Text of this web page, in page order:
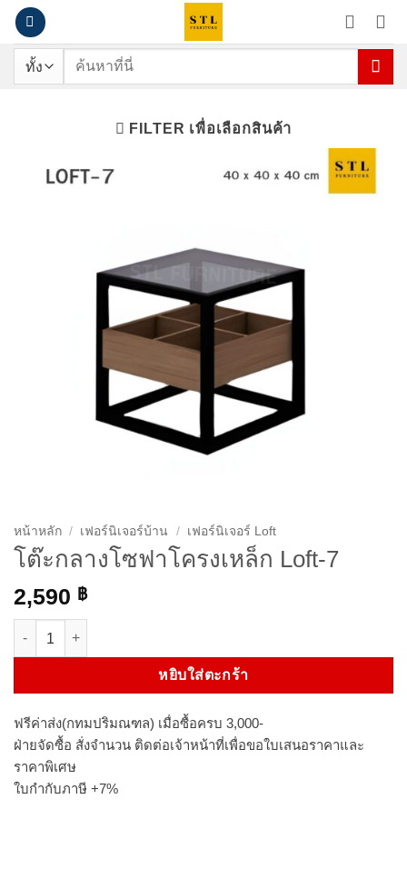
ข้าม
เนื้อหา
ค้นหา:
FILTER เพื่อเลือกสินค้า
หน้าหลัก / เฟอร์นิเจอร์บ้าน / เฟอร์นิเจอร์ Loft
โต๊ะกลางโซฟาโครงเหล็ก Loft-7
2,590 ฿
หยิบใส่ตะกร้า
ฟรีค่าส่ง(กทมปริมณฑล) เมื่อซื้อครบ 3,000-
ฝ่ายจัดซื้อ สั่งจำนวน ติดต่อเจ้าหน้าที่เพื่อขอใบเสนอราคาและ
ราคาพิเศษ
ใบกำกับภาษี +7%